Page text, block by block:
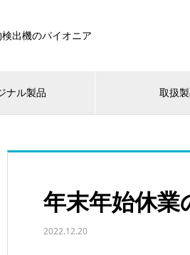
出機のパイオニア
ナル製品 取扱
年末年始休業
2022.12.20